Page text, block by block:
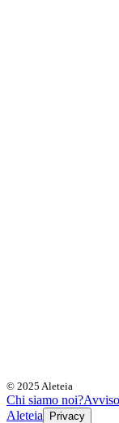
© 2025 Aleteia
Chi siamo noi?
Aleteia
Privacy